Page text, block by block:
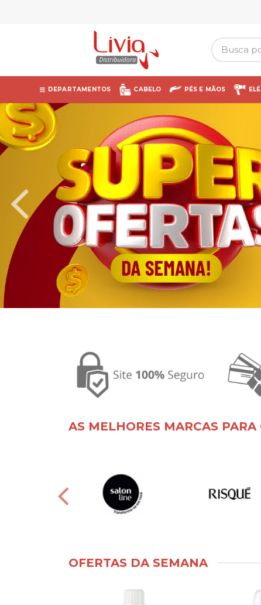
DEPARTAMENTOS CABELO PÉS E MÃOS
AS MELHORES MARCAS PARA
OFERTAS DA SEMANA